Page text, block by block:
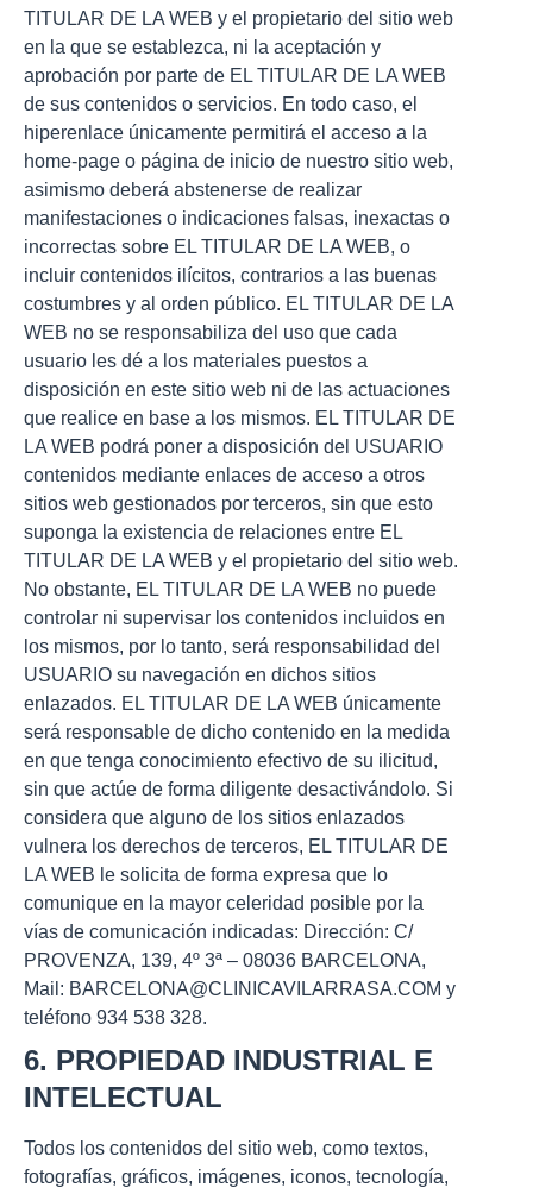
TITULAR DE LA WEB y el propietario del sitio web
en la que se establezca, ni la aceptación y
aprobación por parte de EL TITULAR DE LA WEB
de sus contenidos o servicios. En todo caso, el
hiperenlace únicamente permitirá el acceso a la
home-page o página de inicio de nuestro sitio web,
asimismo deberá abstenerse de realizar
manifestaciones o indicaciones falsas, inexactas o
incorrectas sobre EL TITULAR DE LA WEB, o
incluir contenidos ilícitos, contrarios a las buenas
costumbres y al orden público. EL TITULAR DE LA
WEB no se responsabiliza del uso que cada
usuario les dé a los materiales puestos a
disposición en este sitio web ni de las actuaciones
que realice en base a los mismos. EL TITULAR DE
LA WEB podrá poner a disposición del USUARIO
contenidos mediante enlaces de acceso a otros
sitios web gestionados por terceros, sin que esto
suponga la existencia de relaciones entre EL
TITULAR DE LA WEB y el propietario del sitio web.
No obstante, EL TITULAR DE LA WEB no puede
controlar ni supervisar los contenidos incluidos en
los mismos, por lo tanto, será responsabilidad del
USUARIO su navegación en dichos sitios
enlazados. EL TITULAR DE LA WEB únicamente
será responsable de dicho contenido en la medida
en que tenga conocimiento efectivo de su ilicitud,
sin que actúe de forma diligente desactivándolo. Si
considera que alguno de los sitios enlazados
vulnera los derechos de terceros, EL TITULAR DE
LA WEB le solicita de forma expresa que lo
comunique en la mayor celeridad posible por la
vías de comunicación indicadas: Dirección: C/
PROVENZA, 139, 4º 3ª – 08036 BARCELONA,
Mail: BARCELONA@CLINICAVILARRASA.COM y
teléfono 934 538 328.
6. PROPIEDAD INDUSTRIAL E
INTELECTUAL
Todos los contenidos del sitio web, como textos,
fotografías, gráficos, imágenes, iconos, tecnología,